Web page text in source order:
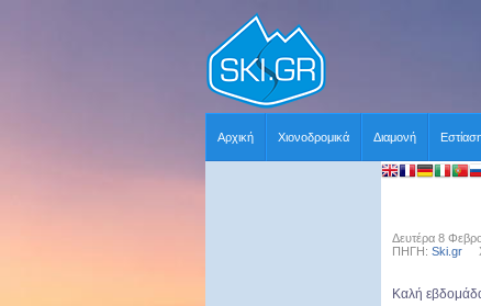
Αρχική Χιονοδρομικά Διαμονή
Δευτέρα 8
ΠΗΓΗ: Ski.gr
Καλή